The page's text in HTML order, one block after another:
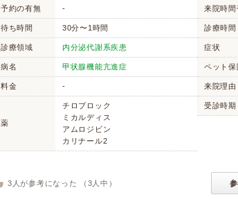
予約の有無 - 来院時間
待ち時間 30分〜1時間 診療時間
診療領域 内分泌代謝系疾患 症状
病名 甲状腺機能亢進症 ペット保
料金 - 来院理由
薬
チロブロック
ミカルディス
アムロジビン
カリナール2
受診時期
3 人が参考になった （ 3 人中）